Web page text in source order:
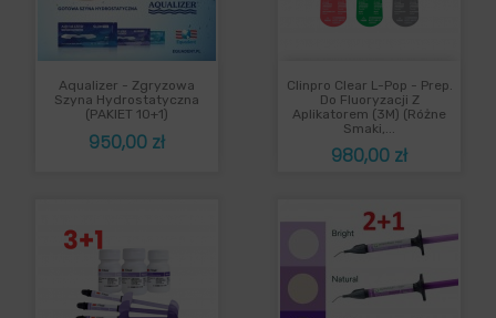
Aqualizer - Zgryzowa
Szyna Hydrostatyczna
(PAKIET 10+1)
Cena
950,00 zł
Clinpro Clear L-Pop - Prep.
Do Fluoryzacji Z
Aplikatorem (3M) (różne
Smaki,...
Cena
980,00 zł